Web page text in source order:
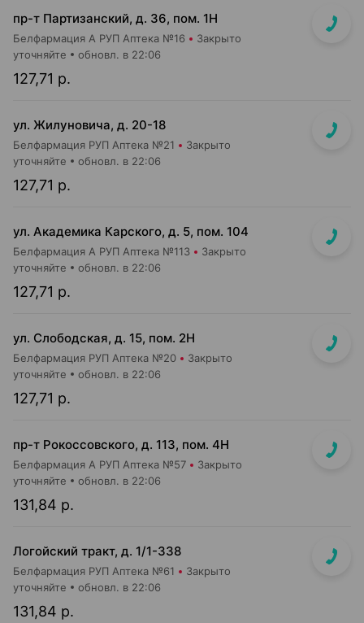
пр-т Партизанский, д. 36, пом. 1Н
Белфармация А РУП Аптека №16 Закрыто
127,71 р.
уточняйте обновл. в 22:06
ул. Жилуновича, д. 20-18
Белфармация РУП Аптека №21 Закрыто
127,71 р.
уточняйте обновл. в 22:06
ул. Академика Карского, д. 5, пом. 104
Белфармация А РУП Аптека №113 Закрыто
127,71 р.
уточняйте обновл. в 22:06
ул. Слободская, д. 15, пом. 2Н
Белфармация РУП Аптека №20 Закрыто
127,71 р.
уточняйте обновл. в 22:06
пр-т Рокоссовского, д. 113, пом. 4Н
Белфармация А РУП Аптека №57 Закрыто
131,84 р.
уточняйте обновл. в 22:06
Логойский тракт, д. 1/1-338
Белфармация РУП Аптека №61 Закрыто
131,84 р.
уточняйте обновл. в 22:06